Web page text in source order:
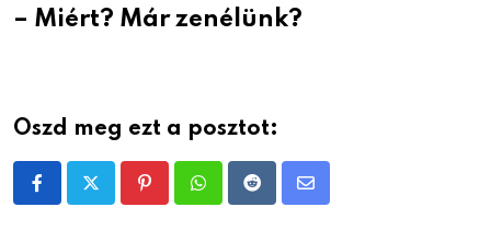
– Miért? Már zenélünk?
Oszd meg ezt a posztot:
PinterestWhatsappRedditShare